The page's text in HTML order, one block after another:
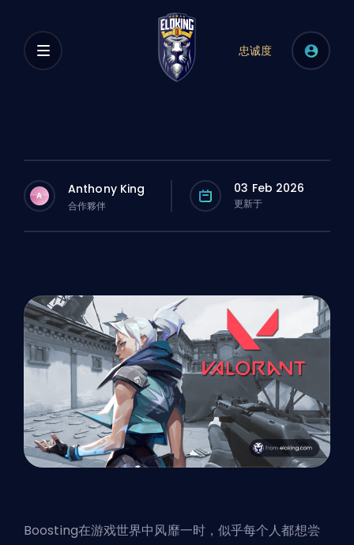
忠诚度
A Anthony King
合作夥伴
03 Feb 2026
更新于
Boosting在游戏世界中风靡一时，似乎每个人都想尝